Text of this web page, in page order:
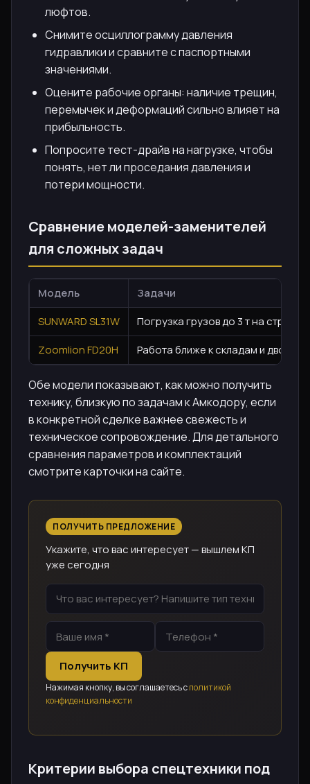
люфтов.
Снимите осциллограмму давления
гидравлики и сравните с паспортными
значениями.
Оцените рабочие органы: наличие трещин,
перемычек и деформаций сильно влияет на
прибыльность.
Попросите тест-драйв на нагрузке, чтобы
понять, нет ли проседания давления и
потери мощности.
Сравнение моделей-заменителей
для сложных задач
Модель
Задачи
SUNWARD SL31W
Погрузка грузов до 3 т на
Zoomlion FD20H
Работа ближе к складам и
Обе модели показывают, как можно получить
технику, близкую по задачам к Амкодору, если
в конкретной сделке важнее свежесть и
техническое сопровождение. Для детального
сравнения параметров и комплектаций
смотрите карточки на сайте.
ПОЛУЧИТЬ ПРЕДЛОЖЕНИЕ
Укажите, что вас интересует — вышлем КП
уже сегодня
Получить КП
Нажимая кнопку, вы соглашаетесь сполитикой
конфиденциальности
Критерии выбора спецтехники под